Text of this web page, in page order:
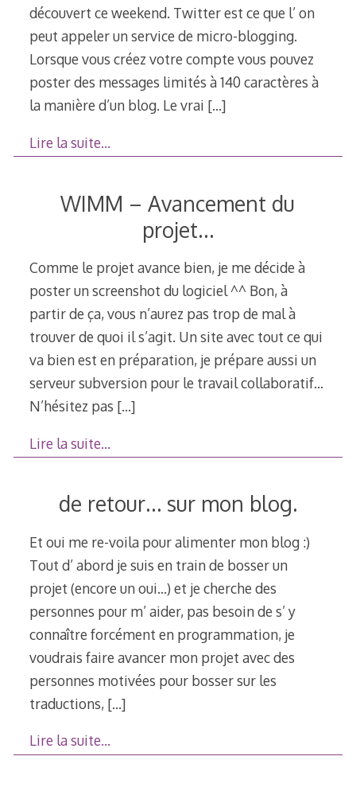
découvert ce weekend. Twitter est ce que l’ on
peut appeler un service de micro-blogging.
Lorsque vous créez votre compte vous pouvez
poster des messages limités à 140 caractères à
la manière d’un blog. Le vrai […]
Lire la suite…
WIMM – Avancement du
projet…
Comme le projet avance bien, je me décide à
poster un screenshot du logiciel ^^ Bon, à
partir de ça, vous n’aurez pas trop de mal à
trouver de quoi il s’agit. Un site avec tout ce qui
va bien est en préparation, je prépare aussi un
serveur subversion pour le travail collaboratif…
N’hésitez pas […]
Lire la suite…
de retour… sur mon blog.
Et oui me re-voila pour alimenter mon blog :)
Tout d’ abord je suis en train de bosser un
projet (encore un oui…) et je cherche des
personnes pour m’ aider, pas besoin de s’ y
connaître forcément en programmation, je
voudrais faire avancer mon projet avec des
personnes motivées pour bosser sur les
traductions, […]
Lire la suite…